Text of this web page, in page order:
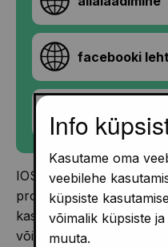
facebooki leht
IOS ja Android äpp, mis
programmeerimise
kasutamisel visuaalne
võimaldab 10 esimest
Info
Kasutame oma
veebilehe
küpsiste
võimalik küpsiste
muuta.